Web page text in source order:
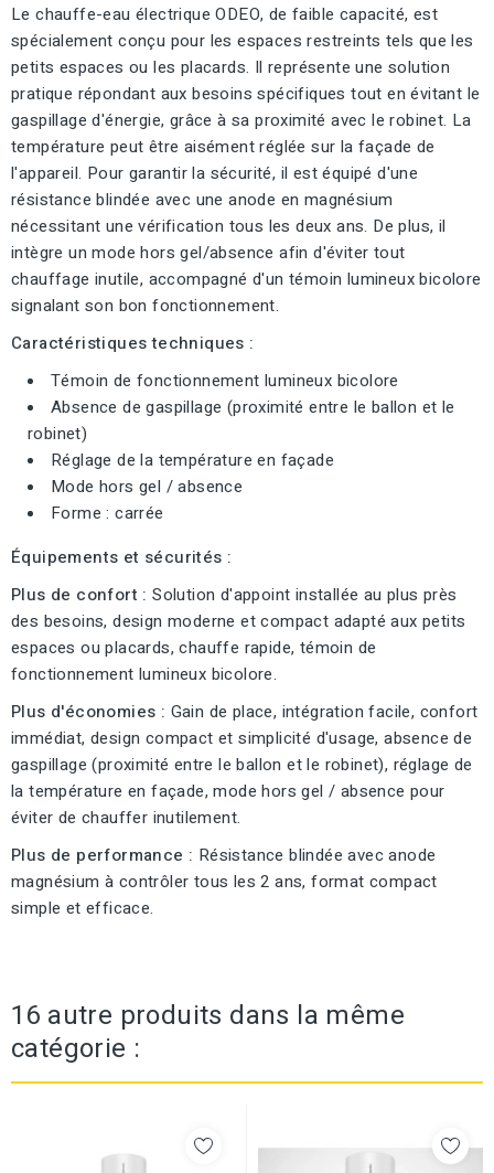
Le chauffe-eau électrique ODEO, de faible capacité, est
spécialement conçu pour les espaces restreints tels que les
petits espaces ou les placards. Il représente une solution
pratique répondant aux besoins spécifiques tout en évitant le
gaspillage d'énergie, grâce à sa proximité avec le robinet. La
température peut être aisément réglée sur la façade de
l'appareil. Pour garantir la sécurité, il est équipé d'une
résistance blindée avec une anode en magnésium
nécessitant une vérification tous les deux ans. De plus, il
intègre un mode hors gel/absence afin d'éviter tout
chauffage inutile, accompagné d'un témoin lumineux bicolore
signalant son bon fonctionnement.
Caractéristiques techniques :
Témoin de fonctionnement lumineux bicolore
Absence de gaspillage (proximité entre le ballon et le
robinet)
Réglage de la température en façade
Mode hors gel / absence
Forme : carrée
Équipements et sécurités :
Plus de confort :Solution d'appoint installée au plus près
des besoins, design moderne et compact adapté aux petits
espaces ou placards, chauffe rapide, témoin de
fonctionnement lumineux bicolore.
Plus d'économies : Gain de place, intégration facile, confort
immédiat, design compact et simplicité d'usage, absence de
gaspillage (proximité entre le ballon et le robinet), réglage de
la température en façade, mode hors gel / absence pour
éviter de chauffer inutilement.
Plus de performance : Résistance blindée avec anode
magnésium à contrôler tous les 2 ans, format compact
simple et efficace.
16 autre produits dans la même
catégorie :